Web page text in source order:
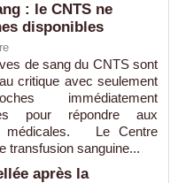
: le CNTS ne
disponibles
de sang du CNTS sont
critique avec seulement
immédiatement
pour répondre aux
médicales. Le Centre
transfusion sanguine...
après la